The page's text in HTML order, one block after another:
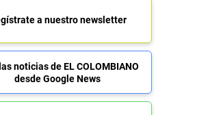
a nuestro newsletter
noticias de EL COLOMBIANO
desde Google News